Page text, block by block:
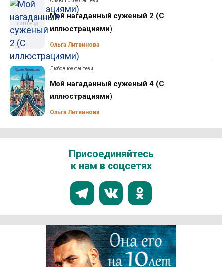
Мой нагаданный суженый 2 (С
иллюстрациями)
Ольга Литвинова
Любовное фэнтези
Мой нагаданный суженый 4 (С
иллюстрациями)
Ольга Литвинова
Присоединяйтесь
к нам в соцсетях